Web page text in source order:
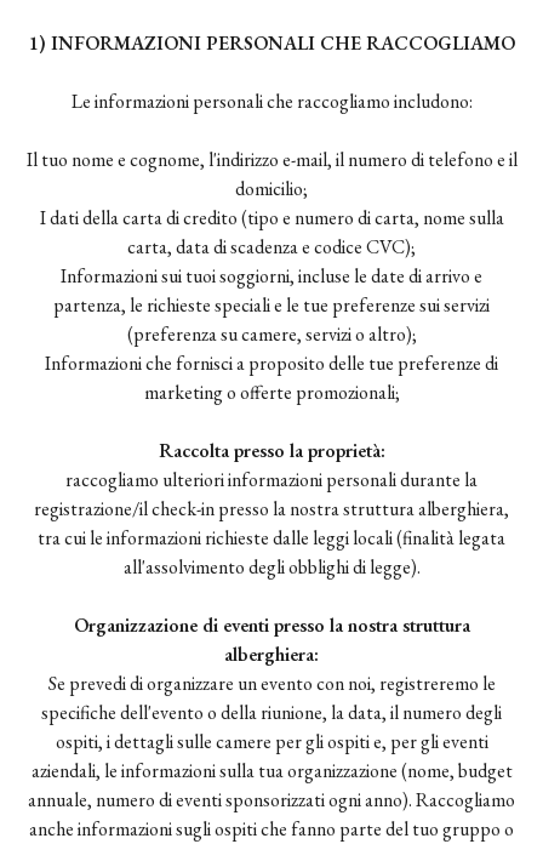
1) INFORMAZIONI PERSONALI CHE RACCOGLIAMO
Le informazioni personali che raccogliamo includono:
Il tuo nome e cognome, l'indirizzo e-mail, il numero di telefono e il
domicilio;
I dati della carta di credito (tipo e numero di carta, nome sulla
carta, data di scadenza e codice CVC);
Informazioni sui tuoi soggiorni, incluse le date di arrivo e
partenza, le richieste speciali e le tue preferenze sui servizi
(preferenza su camere, servizi o altro);
Informazioni che fornisci a proposito delle tue preferenze di
marketing o offerte promozionali;
Raccolta presso la proprietà:
raccogliamo ulteriori informazioni personali durante la
registrazione/il check-in presso la nostra struttura alberghiera,
tra cui le informazioni richieste dalle leggi locali (finalità legata
all'assolvimento degli obblighi di legge).
Organizzazione di eventi presso la nostra struttura
alberghiera:
Se prevedi di organizzare un evento con noi, registreremo le
specifiche dell'evento o della riunione, la data, il numero degli
ospiti, i dettagli sulle camere per gli ospiti e, per gli eventi
aziendali, le informazioni sulla tua organizzazione (nome, budget
annuale, numero di eventi sponsorizzati ogni anno). Raccogliamo
anche informazioni sugli ospiti che fanno parte del tuo gruppo o